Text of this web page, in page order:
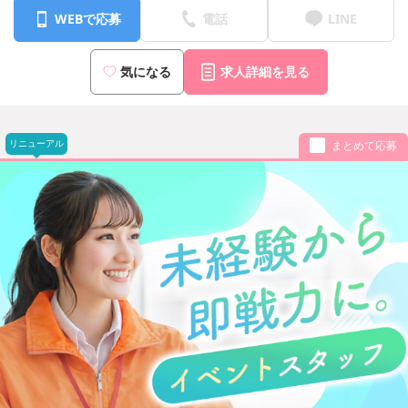
WEBで応募 電話 LINE
気になる 求人詳細を見る
リニューアル まとめて応募